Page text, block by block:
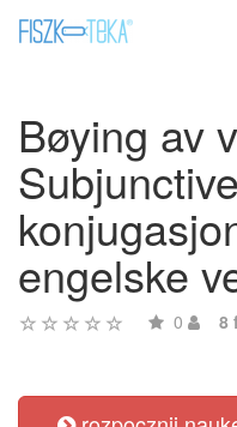
Bøying av
engelske
0 8